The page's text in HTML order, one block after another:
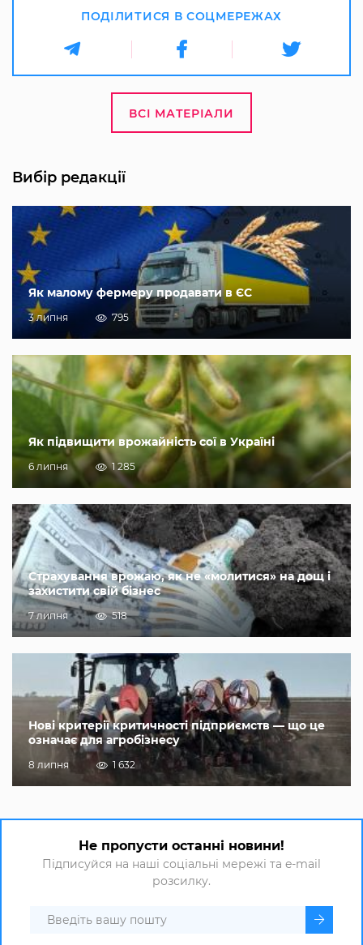
ПОДІЛИТИСЯ В СОЦМЕРЕЖАХ
ВСІ МАТЕРІАЛИ
Вибір редакції
Як малому фермеру продавати в ЄС
3 липня 795
Як підвищити врожайність сої в Україні
6 липня 1 285
Страхування врожаю, як не «молитися» на дощ і
захистити свій бізнес
7 липня 518
Нові критерії критичності підприємств — що це
означає для агробізнесу
8 липня 1 632
Не пропусти останні новини!
Підписуйся на наші соціальні мережі та e-mail
розсилку.